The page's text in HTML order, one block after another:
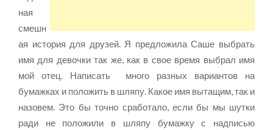
ная
смешн
ая история для друзей. Я предложила Саше выбрать
имя для девочки так же, как в свое время выбрал имя
мой отец. Написать много разных вариантов на
бумажках и положить в шляпу. Какое имя вытащим, так и
назовем. Это бы точно сработало, если бы мы шутки
ради не положили в шляпу бумажку с надписью